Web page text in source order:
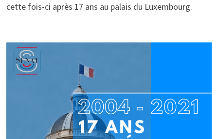
cette fois-ci après 17 ans au palais du Luxembourg.